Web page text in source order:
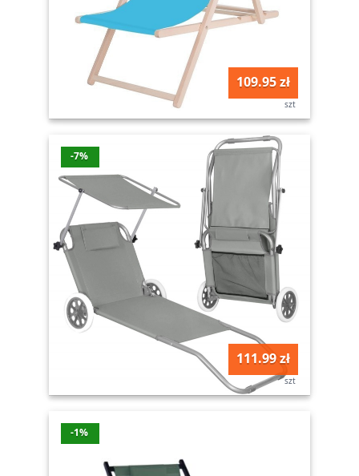
109.95 zł
szt
-7%
111.99 zł
szt
-1%